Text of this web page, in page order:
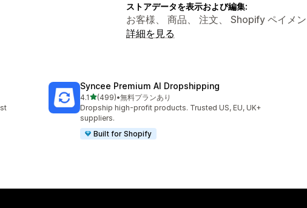
ストアデータを表示および編集:
お客様、 商品、 注文、 Shopify ペイメン
詳細を見る
Syncee Premium AI Dropshipping
4.15つ星中
(499)
合計レビュー数：499件
•無料プランあり
Dropship high-profit products. Trusted US, EU, UK+
suppliers.
Built for Shopify